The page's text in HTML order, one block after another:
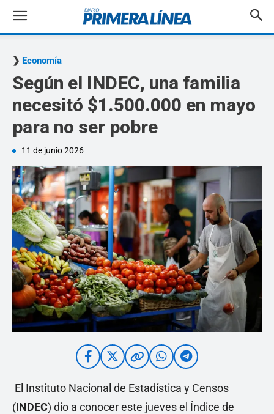
Economía
Según el INDEC, una familia
necesitó $1.500.000 en mayo
para no ser pobre
11 de junio 2026
El Instituto Nacional de Estadística y Censos
(INDEC) dio a conocer este jueves el Índice de